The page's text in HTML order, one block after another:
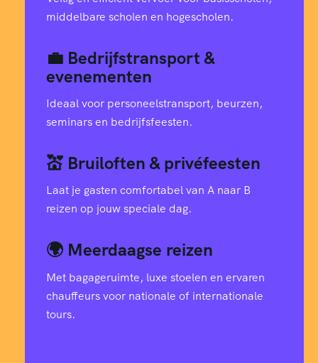
middelbare scholen en hogescholen.
💼 Bedrijfstransport &
evenementen
Ideaal voor personeelstransport, beurzen,
seminars en bedrijfsfeesten.
💒 Bruiloften & privéfeesten
Laat je gasten comfortabel van A naar B
reizen op jouw speciale dag.
🌍 Meerdaagse reizen
Met bagageruimte, luxe stoelen en ervaren
chauffeurs voor nationale of internationale
tours.